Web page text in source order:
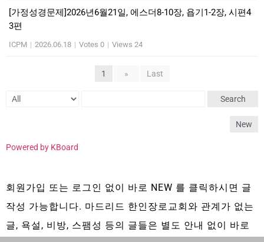
[가정성경문제]2026년6월21일, 에스더8-10장, 욥기1-2장, 시편4
3편
ICPM | 2026.06.18 | Votes 0 | Views 24
1 » Last
Search
New
Powered by KBoard
회원가입 또는 로그인 없이 바로 NEW 를 클릭하시면 글
작성 가능합니다. 마드리드 한인장로교회와 관계가 없는
글, 욕설, 비방, 스팸성 등의 글들은 별도 안내 없이 바로